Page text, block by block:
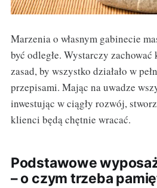
Marzenia o własnym gabinecie
być odległe. Wystarczy
zasad, by wszystko działało w
przepisami. Mając na uwadze
inwestując w ciągły rozwój,
klienci będą chętnie wracać.
Podstawowe
– o czym trzeba